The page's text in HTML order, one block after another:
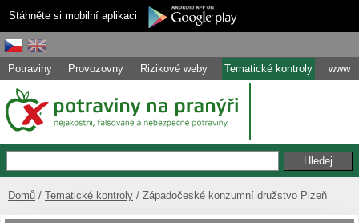
Stáhněte si mobilní aplikaci
Potraviny Provozovny Rizikové weby Tematické kontroly www
Domů Tematické kontroly Západočeské konzumní družstvo Plzeň